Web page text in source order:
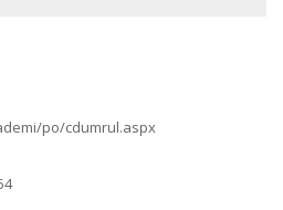
po/cdumrul.aspx